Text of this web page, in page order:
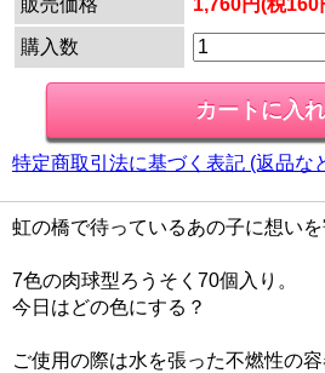
販売価格 1,760円(税160
購入数
特定商取引法に基づく表記 (返品な
虹の橋で待っているあの子に想いを
7色の肉球型ろうそく70個入り。
今日はどの色にする？
ご使用の際は水を張った不燃性の容